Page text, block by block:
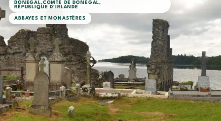
DONEGAL,COMTÉ DE DONEGAL,
RÉPUBLIQUE D'IRLANDE
ABBAYES ET MONASTÈRES